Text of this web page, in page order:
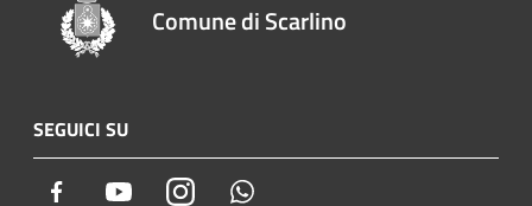
Comune di Scarlino
SEGUICI SU
Facebook YoutubeInstagram